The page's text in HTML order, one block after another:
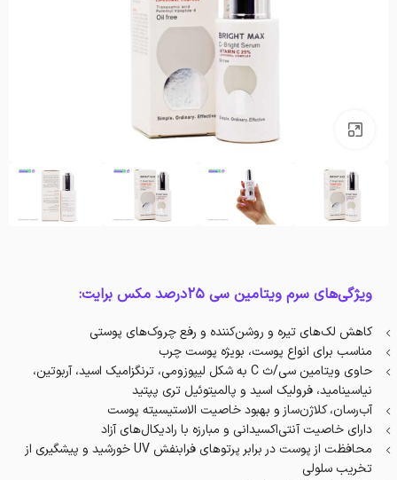
ویژگی‌های سرم ویتامین سی ۲۵درصد مکس برایت:
کاهش لک‌های تیره و روشن‌کننده و رفع چروک‌های پوستی
مناسب برای انواع پوست، بویژه پوست چرب
حاوی ویتامین‌ سی/ث C به شکل لیپوزومی‌، ترنگزامیک اسید، آربوتین،
نیاسینامید، فرولیک اسید و پالمیتوئیل تری پپتید
آب‌رسان، کلاژن‌ساز و بهبود خاصیت‌ الاستیسیته پوست
دارای خاصیت آنتی‌اکسیدانی و مبارزه‌ با رادیکال‌های آزاد
محافظت از پوست در برابر پرتوهای فرابنفش UV خورشید و پیشگیری از
تخریب سلولی